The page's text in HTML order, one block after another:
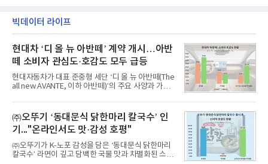
빅데이터 라이프
현대차 ‘디 올 뉴 아반떼’ 계약 개시…아반
떼 소비자 관심도·호감도 모두 급등
현대자동차가 대표 준중형 세단 ‘디 올 뉴 아반떼(The
all new AVANTE, 이하 아반떼)’의 주요 사양과 가격
떼는 6년 만에 선보이는 8세대 완전변경 모델로, ▲정
교한 선과 면을 중심으로 완성한 파격적인 디자인 ▲
과거 중형 세단 수준으로 확대된 차체 제원 ▲글로벌
최고 수준의 안전성 ▲성능과 효율을 동시에 높인 주
행 완성도 ▲첨단 편의 및 디지털 사양 적용 등을 통해
글로벌 준중형 세단의 새로운 기준을 세웠다.아반떼
는 가솔린 2.0과 1.6 하이브리드 두 가지 파워트레인
㈜오뚜기 ‘동대문식 닭한마리 칼국수’ 인
기..."온라인서도 맛·감성 호평"
㈜오뚜기가 K-노포 감성을 담은 ‘동대문식 닭한마리
칼국수’ 라면이 깊고 담백한 국물 맛과 차별화된 스토